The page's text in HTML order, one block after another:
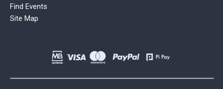
Find Events
Site Map